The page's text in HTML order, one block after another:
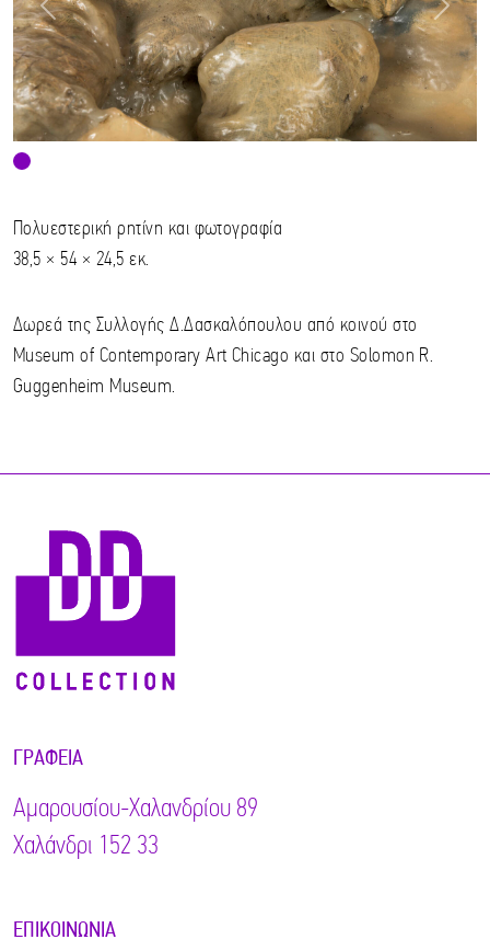
Previous Next
Πολυεστερική ρητίνη και φωτογραφία
38,5 × 54 × 24,5 εκ.
Δωρεά της Συλλογής Δ.Δασκαλόπουλου από κοινού στο
Museum of Contemporary Art Chicago και στο Solomon R.
Guggenheim Museum.
ΓΡΑΦΕΊΑ
Αμαρουσίου-Χαλανδρίου 89
Χαλάνδρι 152 33
ΕΠΙΚΟΙΝΩΝΊΑ